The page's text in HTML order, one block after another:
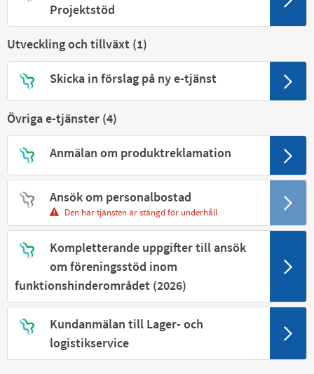
Projektstöd
Utveckling och tillväxt (1)
Skicka in förslag på ny e-tjänst
Övriga e-tjänster (4)
Anmälan om produktreklamation
Ansök om personalbostad
Den här tjänsten är stängd för underhåll
Kompletterande uppgifter till ansök
om föreningsstöd inom
funktionshinderområdet (2026)
Kundanmälan till Lager- och
logistikservice